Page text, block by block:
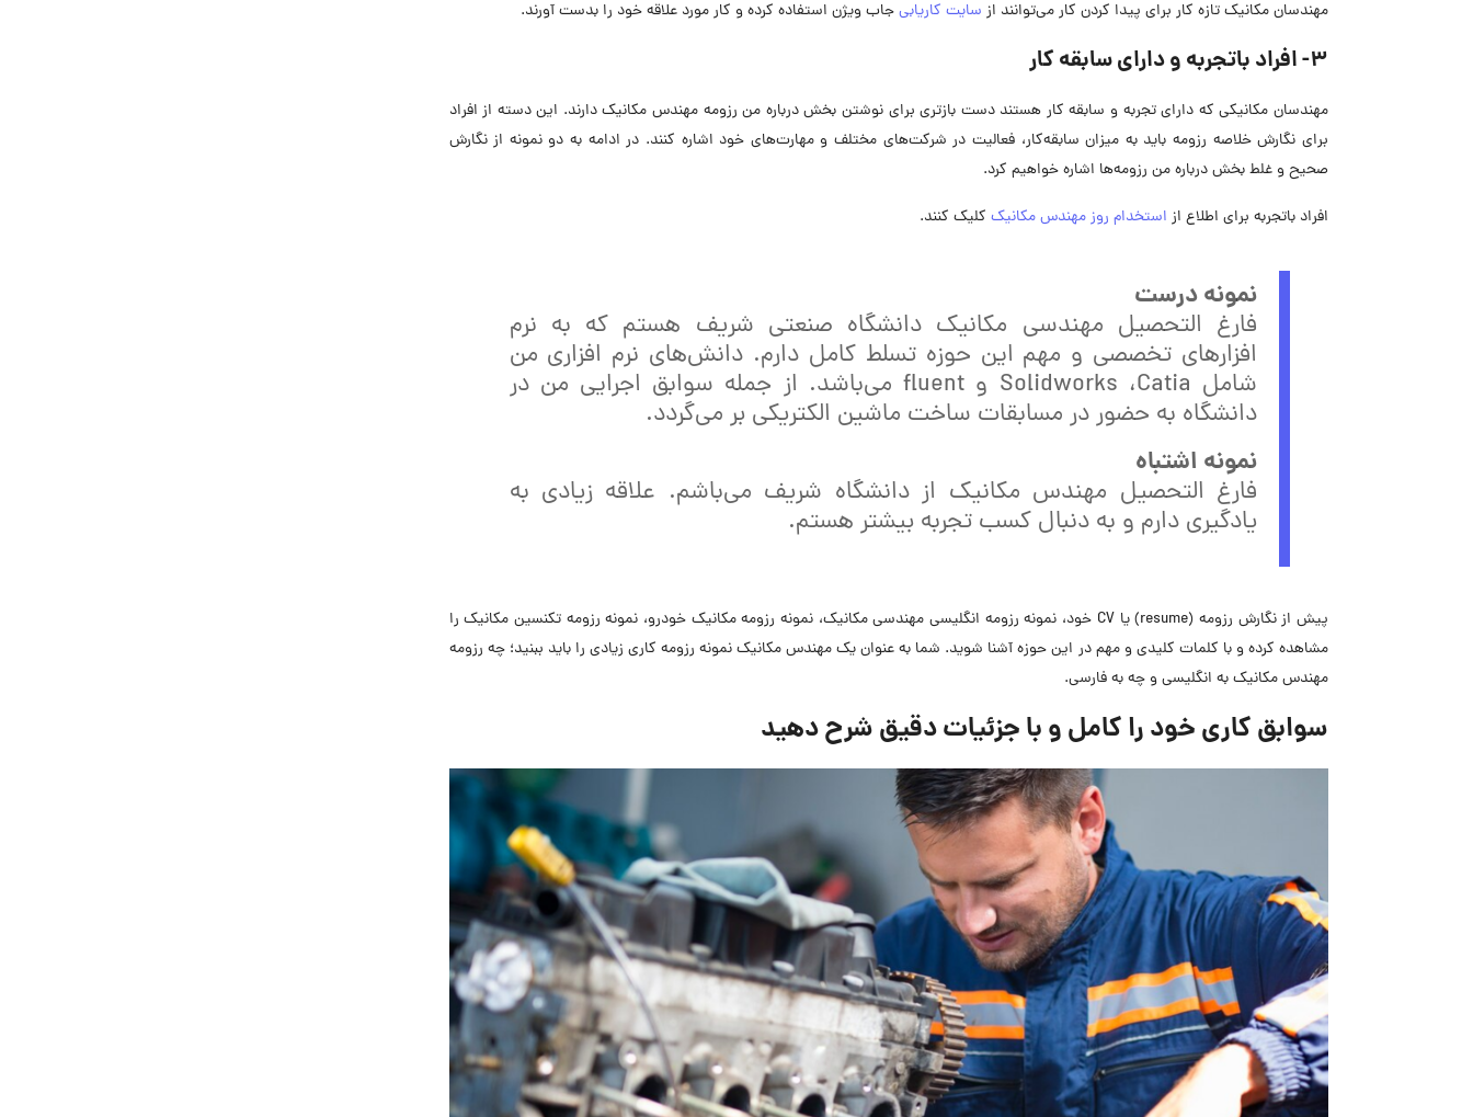
مهندسان مکانیک تازه کار برای پیدا کردن کار می‌توانند از سایت کاریابیجاب ویژن استفاده کرده و کار مورد علاقه خود را بدست آورند.
3- افراد باتجربه و دارای سابقه کار
مهندسان مکانیکی که دارای تجربه و سابقه کار هستند دست بازتری برای نوشتن بخش درباره من رزومه مهندس مکانیک دارند. این دسته از افراد
برای نگارش خلاصه رزومه باید به میزان سابقه‌کار، فعالیت در شرکت‌های مختلف و مهارت‌های خود اشاره کنند. در ادامه به دو نمونه از نگارش
صحیح و غلط بخش درباره من رزومه‌ها اشاره خواهیم کرد.
افراد باتجربه برای اطلاع از استخدام روز مهندس مکانیک کلیک کنند.
نمونه درست
فارغ التحصیل مهندسی مکانیک دانشگاه صنعتی شریف هستم که به نرم
افزارهای تخصصی و مهم این حوزه تسلط کامل دارم. دانش‌های نرم افزاری من
شامل Solidworks ،Catia و fluent می‌باشد. از جمله سوابق اجرایی من در
دانشگاه به حضور در مسابقات ساخت ماشین الکتریکی بر می‌گردد.
نمونه اشتباه
فارغ التحصیل مهندس مکانیک از دانشگاه شریف می‌باشم. علاقه زیادی به
یادگیری دارم و به دنبال کسب تجربه بیشتر هستم.
پیش از نگارش رزومه (resume) یا CV خود، نمونه رزومه انگلیسی مهندسی مکانیک، نمونه رزومه مکانیک خودرو، نمونه رزومه تکنسین مکانیک را
مشاهده کرده و با کلمات کلیدی و مهم در این حوزه آشنا شوید. شما به عنوان یک مهندس مکانیک نمونه رزومه کاری زیادی را باید ببنید؛ چه رزومه
مهندس مکانیک به انگلیسی و چه به فارسی.
سوابق کاری خود را کامل و با جزئیات دقیق شرح دهید